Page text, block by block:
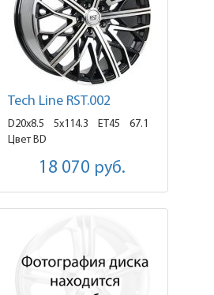
Tech Line RST.002
D20x8.5 5x114.3 ET45
67.1
Цвет BD
18 070 руб.